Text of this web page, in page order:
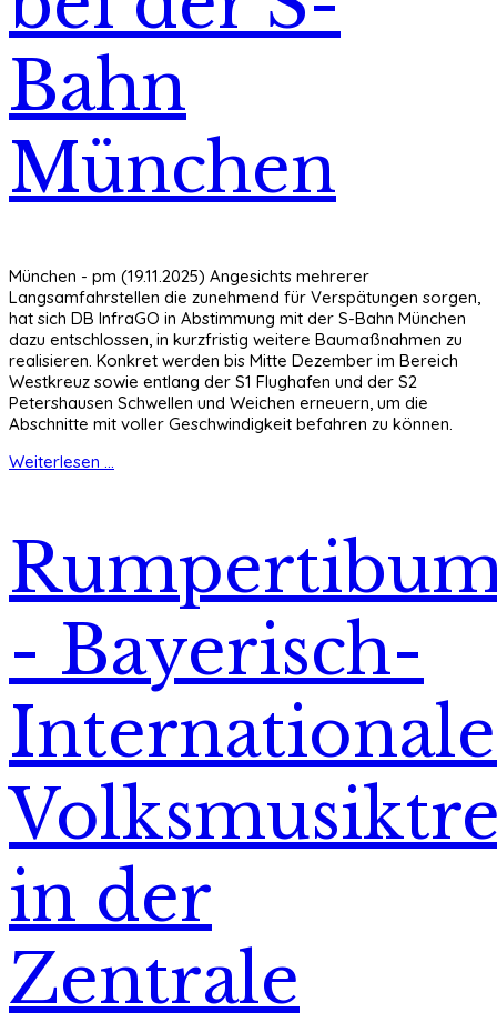
Bahn
München
München - pm (19.11.2025) Angesichts mehrerer
Langsamfahrstellen die zunehmend für Verspätungen sorgen,
hat sich DB InfraGO in Abstimmung mit der S-Bahn München
dazu entschlossen, in kurzfristig weitere Baumaßnahmen zu
realisieren. Konkret werden bis Mitte Dezember im Bereich
Westkreuz sowie entlang der S1 Flughafen und der S2
Petershausen Schwellen und Weichen erneuern, um die
Abschnitte mit voller Geschwindigkeit befahren zu können.
Weiterlesen ...
- Bayerisch-
in der
Zentrale